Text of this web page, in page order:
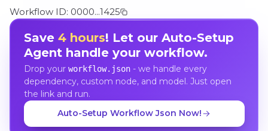
Workflow ID: 0000...1425
Save 4 hours! Let our Auto-Setup
Agent handle your workflow.
Drop your workflow.json- we handle every
dependency, custom node, and model. Just open
the link and run.
Auto-Setup Workflow Json Now!